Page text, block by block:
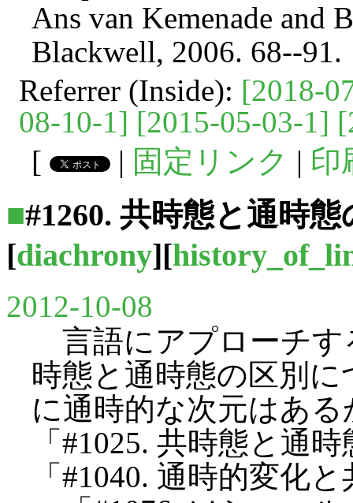
Ans van Kemenade and
Blackwell, 2006. 68--91.
Referrer (Inside): [2018-
08-10-1] [2015-05-03-1]
[
| 固定リンク | 印
■#1260. 共時態と通時
[diachrony][
2012-10-08
言語にアプローチす
時態と通時態の区別
に通時的な次元はある
「#1025. 共時態と通
「#1040. 通時的変化